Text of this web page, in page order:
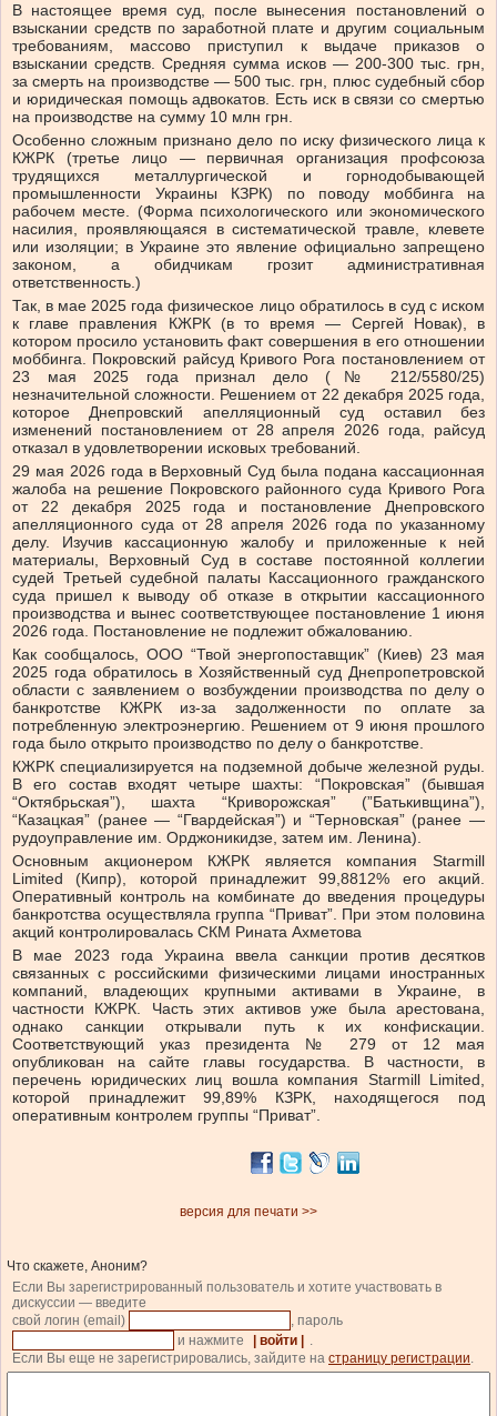
В настоящее время суд, после вынесения постановлений о
взыскании средств по заработной плате и другим социальным
требованиям, массово приступил к выдаче приказов о
взыскании средств. Средняя сумма исков — 200-300 тыс. грн,
за смерть на производстве — 500 тыс. грн, плюс судебный сбор
и юридическая помощь адвокатов. Есть иск в связи со смертью
на производстве на сумму 10 млн грн.
Особенно сложным признано дело по иску физического лица к
КЖРК (третье лицо — первичная организация профсоюза
трудящихся металлургической и горнодобывающей
промышленности Украины КЗРК) по поводу моббинга на
рабочем месте. (Форма психологического или экономического
насилия, проявляющаяся в систематической травле, клевете
или изоляции; в Украине это явление официально запрещено
законом, а обидчикам грозит административная
ответственность.)
Так, в мае 2025 года физическое лицо обратилось в суд с иском
к главе правления КЖРК (в то время — Сергей Новак), в
котором просило установить факт совершения в его отношении
моббинга. Покровский райсуд Кривого Рога постановлением от
23 мая 2025 года признал дело (№ 212/5580/25)
незначительной сложности. Решением от 22 декабря 2025 года,
которое Днепровский апелляционный суд оставил без
изменений постановлением от 28 апреля 2026 года, райсуд
отказал в удовлетворении исковых требований.
29 мая 2026 года в Верховный Суд была подана кассационная
жалоба на решение Покровского районного суда Кривого Рога
от 22 декабря 2025 года и постановление Днепровского
апелляционного суда от 28 апреля 2026 года по указанному
делу. Изучив кассационную жалобу и приложенные к ней
материалы, Верховный Суд в составе постоянной коллегии
судей Третьей судебной палаты Кассационного гражданского
суда пришел к выводу об отказе в открытии кассационного
производства и вынес соответствующее постановление 1 июня
2026 года. Постановление не подлежит обжалованию.
Как сообщалось, ООО “Твой энергопоставщик” (Киев) 23 мая
2025 года обратилось в Хозяйственный суд Днепропетровской
области с заявлением о возбуждении производства по делу о
банкротстве КЖРК из-за задолженности по оплате за
потребленную электроэнергию. Решением от 9 июня прошлого
года было открыто производство по делу о банкротстве.
КЖРК специализируется на подземной добыче железной руды.
В его состав входят четыре шахты: “Покровская” (бывшая
“Октябрьская”), шахта “Криворожская” (”Батькивщина”),
“Казацкая” (ранее — “Гвардейская”) и “Терновская” (ранее —
рудоуправление им. Орджоникидзе, затем им. Ленина).
Основным акционером КЖРК является компания Starmill
Limited (Кипр), которой принадлежит 99,8812% его акций.
Оперативный контроль на комбинате до введения процедуры
банкротства осуществляла группа “Приват”. При этом половина
акций контролировалась СКМ Рината Ахметова
В мае 2023 года Украина ввела санкции против десятков
связанных с российскими физическими лицами иностранных
компаний, владеющих крупными активами в Украине, в
частности КЖРК. Часть этих активов уже была арестована,
однако санкции открывали путь к их конфискации.
Соответствующий указ президента № 279 от 12 мая
опубликован на сайте главы государства. В частности, в
перечень юридических лиц вошла компания Starmill Limited,
которой принадлежит 99,89% КЗРК, находящегося под
оперативным контролем группы “Приват”.
версия для печати >>
Что скажете, Аноним?
Если Вы зарегистрированный пользователь и хотите участвовать в
дискуссии — введите
свой логин (email)
, пароль
и нажмите
| войти |
.
Если Вы еще не зарегистрировались, зайдите на страницу регистрации.